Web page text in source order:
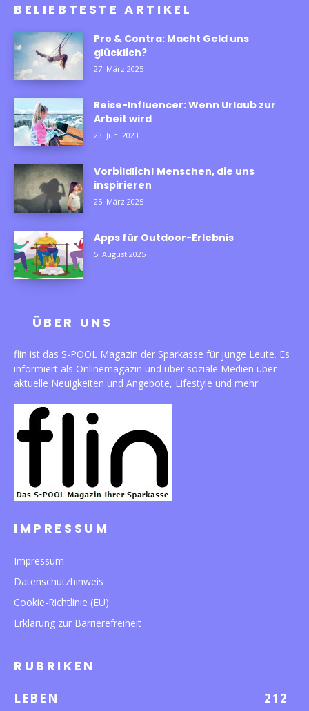
BELIEBTESTE ARTIKEL
Pro & Contra: Macht Geld uns
glücklich?
27. März 2025
Reise-Influencer: Wenn Urlaub zur
Arbeit wird
23. Juni 2023
Vorbildlich! Menschen, die uns
inspirieren
25. März 2025
Apps für Outdoor-Erlebnis
5. August 2025
ÜBER UNS
flin ist das S-POOL Magazin der Sparkasse für junge Leute. Es
informiert als Onlinemagazin und über soziale Medien über
aktuelle Neuigkeiten und Angebote, Lifestyle und mehr.
IMPRESSUM
Impressum
Datenschutzhinweis
Cookie-Richtlinie (EU)
Erklärung zur Barrierefreiheit
RUBRIKEN
LEBEN 212